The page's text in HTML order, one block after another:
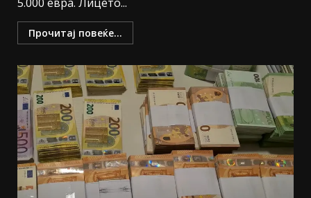
Прочитај повеќе...